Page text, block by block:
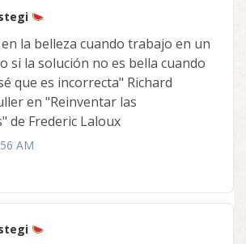
la belleza cuando trabajo en un
si la solución no es bella cuando
que es incorrecta" Richard
en "Reinventar las
de Frederic Laloux
AM